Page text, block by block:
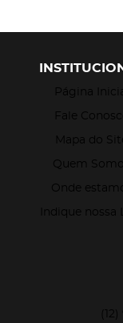
Página
Fale
Mapa do
Quem
Onde
Indique nossa
(12)